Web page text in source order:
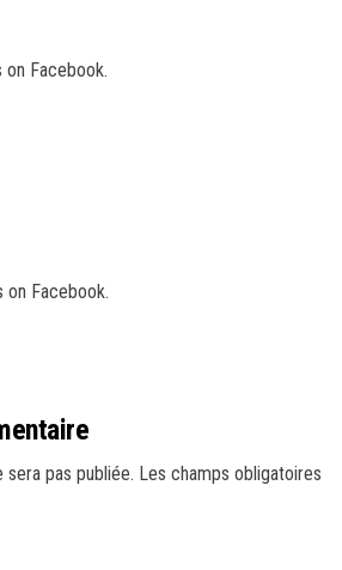
on Facebook.
on Facebook.
pas publiée. Les champs obligatoires